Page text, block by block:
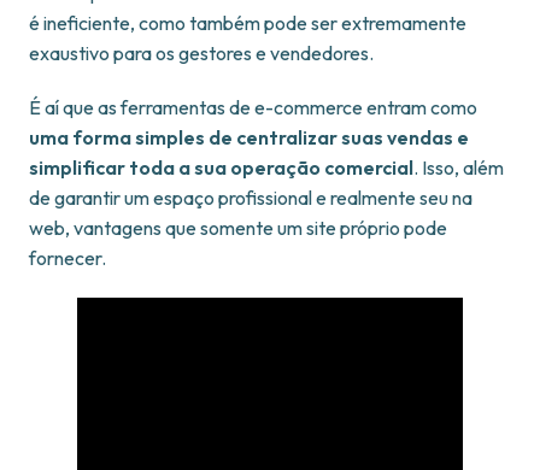
é ineficiente, como também pode ser extremamente
exaustivo para os gestores e vendedores.
É aí que as ferramentas de e-commerce entram como
uma forma simples de centralizar suas vendas e
simplificar toda a sua operação comercial. Isso, além
de garantir um espaço profissional e realmente seu na
web, vantagens que somente um site próprio pode
fornecer.